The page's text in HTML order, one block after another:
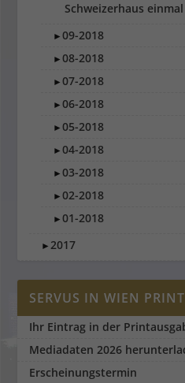
Schweizerhaus
►09-2018
►08-2018
►07-2018
►06-2018
►05-2018
►04-2018
►03-2018
►02-2018
►01-2018
►2017
SERVUS IN WIEN PRINT
Ihr Eintrag in der
Mediadaten 2026
Erscheinungstermin